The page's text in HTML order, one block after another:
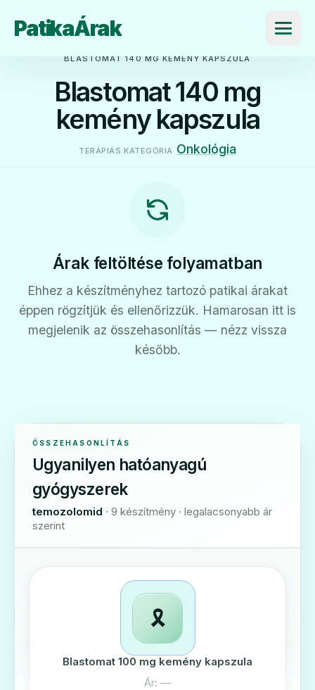
PatikaÁrak
BLASTOMAT 140 MG KEMÉNY KAPSZULA
Blastomat 140 mg
kemény kapszula
TERÁPIÁS KATEGÓRIA Onkológia
Árak feltöltése folyamatban
Ehhez a készítményhez tartozó patikai árakat
éppen rögzítjük és ellenőrizzük. Hamarosan itt is
megjelenik az összehasonlítás — nézz vissza
később.
ÖSSZEHASONLÍTÁS
Ugyanilyen hatóanyagú
gyógyszerek
temozolomid · 9 készítmény · legalacsonyabb ár
szerint
🎗️
Blastomat 100 mg kemény kapszula
Ár: —